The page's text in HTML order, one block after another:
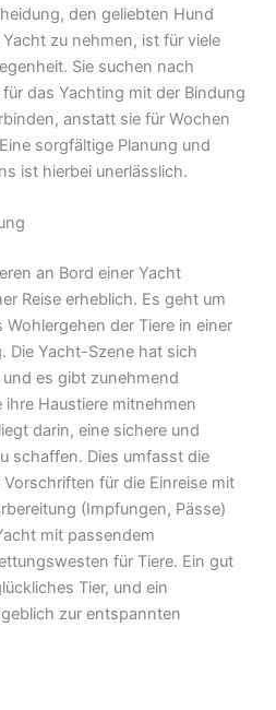
den geliebten Hund
zu nehmen, ist für viele
Sie suchen nach
das Yachting mit der Bindung
anstatt sie für Wochen
sorgfältige Planung und
ist hierbei unerlässlich.
an Bord einer Yacht
Reise erheblich. Es geht um
der Tiere in einer
Die Yacht-Szene hat sich
es gibt zunehmend
ihre Haustiere mitnehmen
darin, eine sichere und
schaffen. Dies umfasst die
für die Einreise mit
(Impfungen, Pässe)
mit passendem
für Tiere. Ein gut
Tier, und ein
zur entspannten